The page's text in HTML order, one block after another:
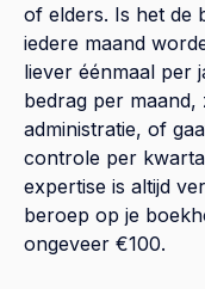
of elders. Is het de
iedere maand
liever éénmaal per
bedrag per
administratie, of
controle per
expertise is altijd
beroep op je
ongeveer €100.